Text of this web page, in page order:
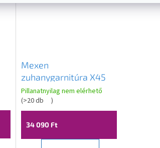
Mexen
zuhanygarnitúra X45
felső fejjel 20x20 cm,
fekete, 798454591-70
Pillanatnyilag nem elérhető
(>20 db )
34 090 Ft